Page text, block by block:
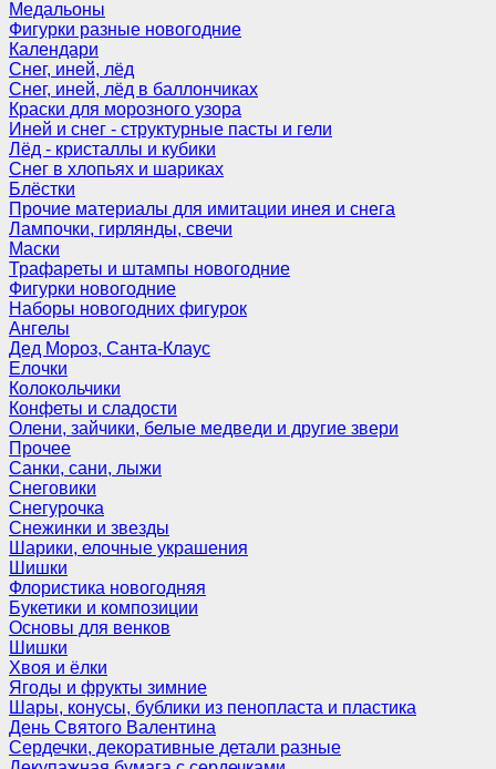
Медальоны
Фигурки разные новогодние
Календари
Снег, иней, лёд
Снег, иней, лёд в баллончиках
Краски для морозного узора
Иней и снег - структурные пасты и гели
Лёд - кристаллы и кубики
Снег в хлопьях и шариках
Блёстки
Прочие материалы для имитации инея и снега
Лампочки, гирлянды, свечи
Маски
Трафареты и штампы новогодние
Фигурки новогодние
Наборы новогодних фигурок
Ангелы
Дед Мороз, Санта-Клаус
Елочки
Колокольчики
Конфеты и сладости
Олени, зайчики, белые медведи и другие звери
Прочее
Санки, сани, лыжи
Снеговики
Снегурочка
Снежинки и звезды
Шарики, елочные украшения
Шишки
Флористика новогодняя
Букетики и композиции
Основы для венков
Шишки
Хвоя и ёлки
Ягоды и фрукты зимние
Шары, конусы, бублики из пенопласта и пластика
День Святого Валентина
Сердечки, декоративные детали разные